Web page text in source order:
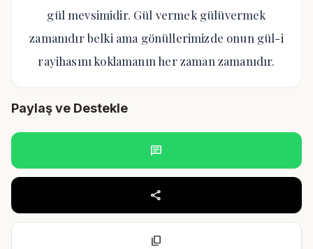
gül mevsimidir. Gül vermek gülüvermek
zamanıdır belki ama gönüllerimizde onun gül-i
rayihasını koklamanın her zaman zamanıdır.
Paylaş ve Destekle
chat
share
content_copy